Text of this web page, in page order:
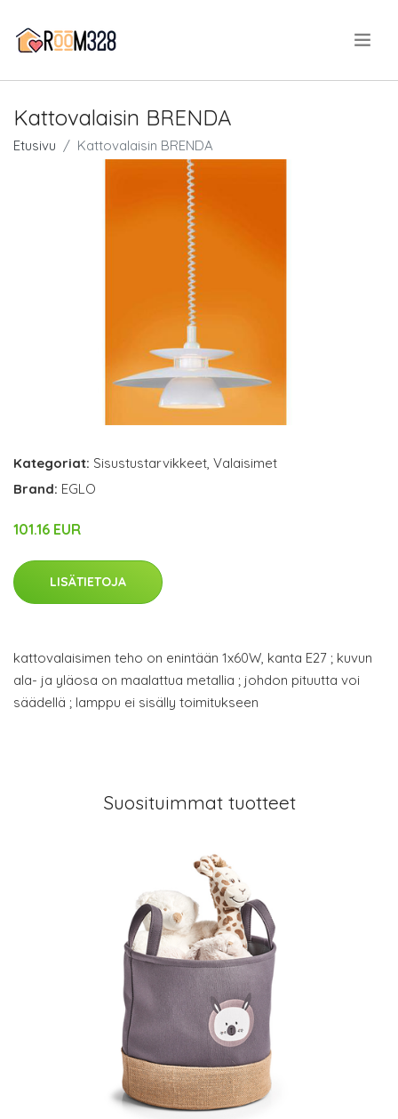
Kattovalaisin BRENDA
Etusivu Kattovalaisin BRENDA
Kategoriat: Sisustustarvikkeet Valaisimet
Brand: EGLO
101.16 EUR
LISÄTIETOJA
kattovalaisimen teho on enintään 1x60W, kanta E27 ; kuvun
ala- ja yläosa on maalattua metallia ; johdon pituutta voi
säädellä ; lamppu ei sisälly toimitukseen
Suosituimmat tuotteet